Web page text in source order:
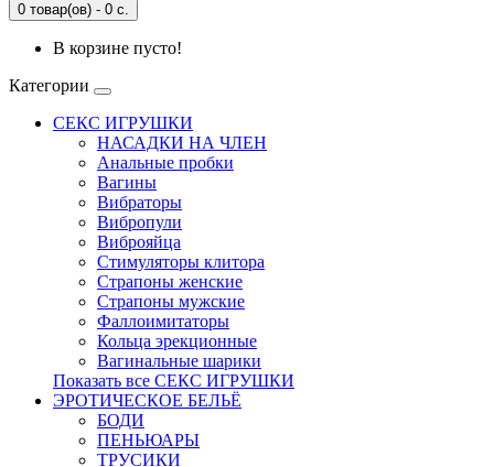
0 товар(ов) - 0 с.
В корзине пусто!
Категории
СЕКС ИГРУШКИ
НАСАДКИ НА ЧЛЕН
Анальные пробки
Вагины
Вибраторы
Вибропули
Виброяйца
Стимуляторы клитора
Страпоны женские
Страпоны мужские
Фаллоимитаторы
Кольца эрекционные
Вагинальные шарики
Показать все СЕКС ИГРУШКИ
ЭРОТИЧЕСКОЕ БЕЛЬЁ
БОДИ
ПЕНЬЮАРЫ
ТРУСИКИ